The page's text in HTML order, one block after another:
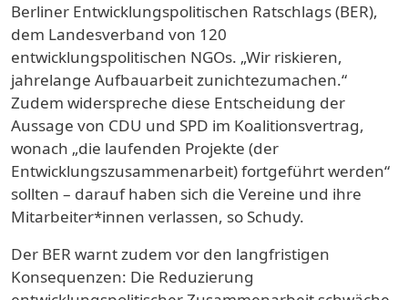
Berliner Entwicklungspolitischen Ratschlags (BER),
dem Landesverband von 120
entwicklungspolitischen NGOs. „Wir riskieren,
jahrelange Aufbauarbeit zunichtezumachen.“
Zudem widerspreche diese Entscheidung der
Aussage von CDU und SPD im Koalitionsvertrag,
wonach „die laufenden Projekte (der
Entwicklungszusammenarbeit) fortgeführt werden“
sollten – darauf haben sich die Vereine und ihre
Mitarbeiter*innen verlassen, so Schudy.
Der BER warnt zudem vor den langfristigen
Konsequenzen: Die Reduzierung